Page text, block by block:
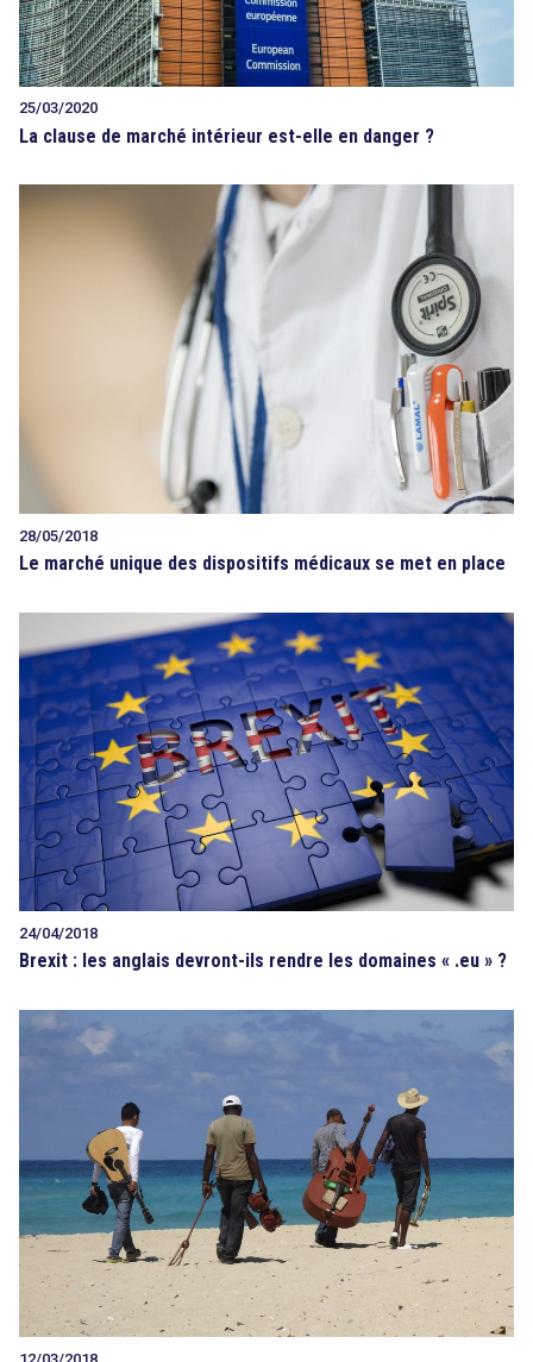
25/03/2020
La clause de marché intérieur est-elle en danger ?
28/05/2018
Le marché unique des dispositifs médicaux se met en place
24/04/2018
Brexit : les anglais devront-ils rendre les domaines « .eu » ?